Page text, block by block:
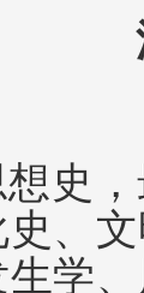
史
史、
学